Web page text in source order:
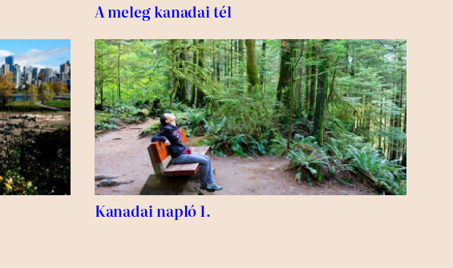
A meleg kanadai tél
Kanadai napló 1.